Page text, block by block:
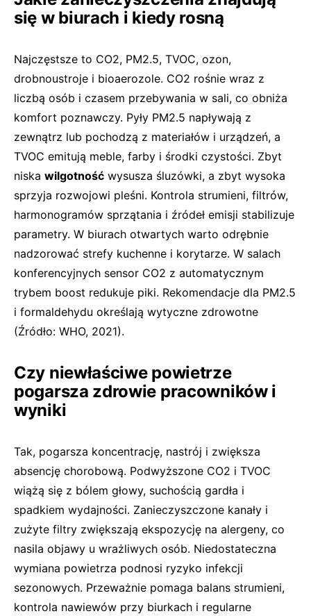
się w biurach i kiedy rosną
Najczęstsze to CO2, PM2.5, TVOC, ozon,
drobnoustroje i bioaerozole. CO2 rośnie wraz z
liczbą osób i czasem przebywania w sali, co obniża
komfort poznawczy. Pyły PM2.5 napływają z
zewnątrz lub pochodzą z materiałów i urządzeń, a
TVOC emitują meble, farby i środki czystości. Zbyt
niska wilgotność wysusza śluzówki, a zbyt wysoka
sprzyja rozwojowi pleśni. Kontrola strumieni, filtrów,
harmonogramów sprzątania i źródeł emisji stabilizuje
parametry. W biurach otwartych warto odrębnie
nadzorować strefy kuchenne i korytarze. W salach
konferencyjnych sensor CO2 z automatycznym
trybem boost redukuje piki. Rekomendacje dla PM2.5
i formaldehydu określają wytyczne zdrowotne
(Źródło: WHO, 2021).
Czy niewłaściwe powietrze
pogarsza zdrowie pracowników i
wyniki
Tak, pogarsza koncentrację, nastrój i zwiększa
absencję chorobową. Podwyższone CO2 i TVOC
wiążą się z bólem głowy, suchością gardła i
spadkiem wydajności. Zanieczyszczone kanały i
zużyte filtry zwiększają ekspozycję na alergeny, co
nasila objawy u wrażliwych osób. Niedostateczna
wymiana powietrza podnosi ryzyko infekcji
sezonowych. Przeważnie pomaga balans strumieni,
kontrola nawiewów przy biurkach i regularne